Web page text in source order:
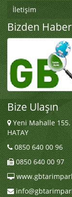
İletişim
Bizden
Bize Ulaşın
Yeni Mahalle 155.
HATAY
0850 640 00 96
0850 640 00 97